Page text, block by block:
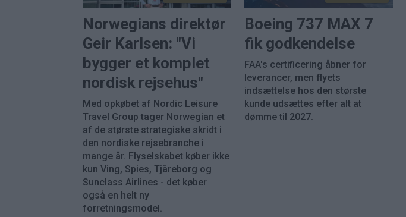
Norwegians direktør
Geir Karlsen: "Vi
bygger et komplet
nordisk rejsehus"
Med opkøbet af Nordic Leisure
Travel Group tager Norwegian et
af de største strategiske skridt i
den nordiske rejsebranche i
mange år. Flyselskabet køber ikke
kun Ving, Spies, Tjäreborg og
Sunclass Airlines - det køber
også en helt ny
forretningsmodel.
Boeing 737 MAX 7
fik godkendelse
FAA's certificering åbner for
leverancer, men flyets
indsættelse hos den største
kunde udsættes efter alt at
dømme til 2027.